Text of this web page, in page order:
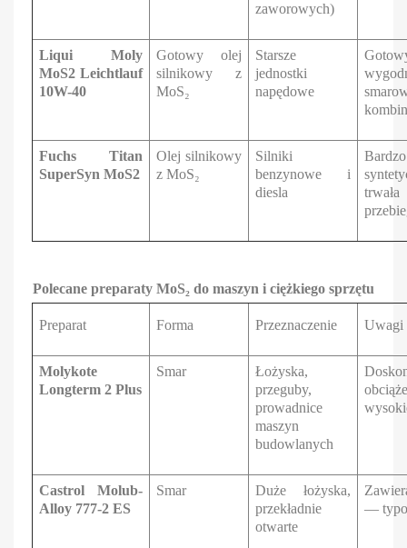
zaworowych)
Liqui Moly
MoS2 Leichtlauf
10W-40
Gotowy olej
silnikowy z
MoS₂
Starsze
jednostki
napędowe
Fuchs Titan
SuperSyn MoS2
Olej silnikowy
z MoS₂
Silniki
benzynowe i
diesla
Polecane preparaty MoS₂ do maszyn i ciężkiego sprzętu
Preparat Forma Przeznaczenie Uwagi
Molykote
Longterm 2 Plus
Smar
Łożyska,
przeguby,
prowadnice
maszyn
budowlanych
Castrol Molub-
Alloy 777-2 ES
Smar
Duże łożyska,
przekładnie
otwarte
—